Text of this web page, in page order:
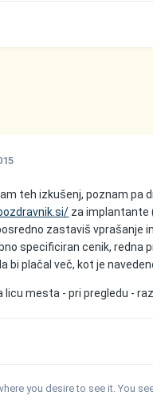
teh izkušenj, poznam pa
za implantante
zastaviš vprašanje
specificiran cenik, redna
bi plačal več, kot je
licu mesta - pri pregledu -
you desire to see it. You